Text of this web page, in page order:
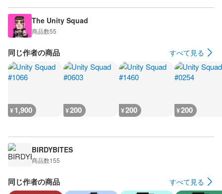
The Unity Squad
商品数55
同じ作者の商品 すべて見る
¥1,900 ¥200 ¥200 ¥200
BIRDYBITES
商品数155
同じ作者の商品 すべて見る